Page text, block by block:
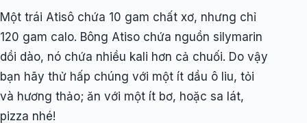
Một trái Atisô chứa 10 gam chất xơ, nhưng chỉ
120 gam calo. Bông Atiso chứa nguồn silymarin
dồi dào, nó chứa nhiều kali hơn cả chuối. Do vậy
bạn hãy thử hấp chúng với một ít dầu ô liu, tỏi
và hương thảo; ăn với một ít bơ, hoặc sa lát,
pizza nhé!